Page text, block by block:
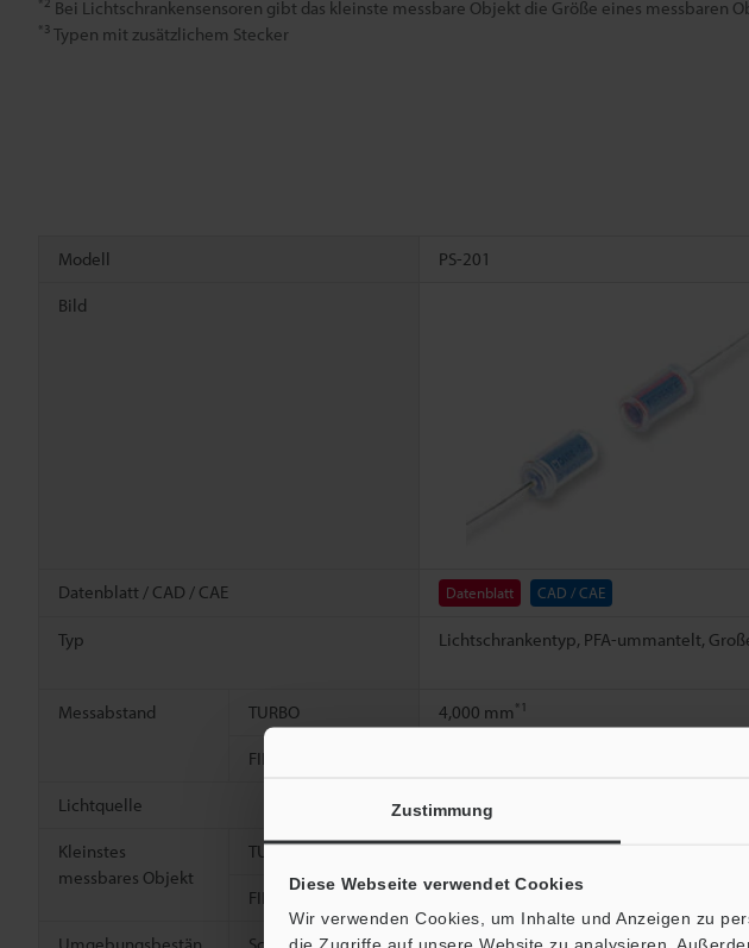
Zustimmung
Diese Webseite verwendet Cookies
Wir verwenden Cookies, um Inhalte und Anzeigen zu
die Zugriffe auf unsere Website zu analysieren.
Bei Lichtschrankensensoren gibt das kleinste messbare Objekt die Größe eines messbaren
*3 Typen mit zusätzlichem Stecker
Modell PS-201
Bild
Datenblatt / CAD / CAE Datenblatt CAD / CAE
Typ Lichtschrankentyp, PFA-ummantelt,
Messabstand TURBO 4,000 mm *1
FINE
Lichtquelle Infrarot LED
Kleinstes
messbares Objekt
TURBO 1,2 mm, lichtundurchlässig
FINE 0,8 mm, lichtundurchlässig